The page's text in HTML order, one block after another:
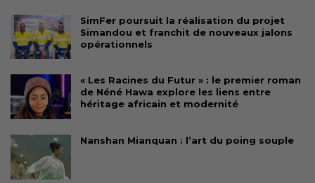
SimFer poursuit la réalisation du projet
Simandou et franchit de nouveaux jalons
opérationnels
« Les Racines du Futur » : le premier roman
de Néné Hawa explore les liens entre
héritage africain et modernité
Nanshan Mianquan : l’art du poing souple